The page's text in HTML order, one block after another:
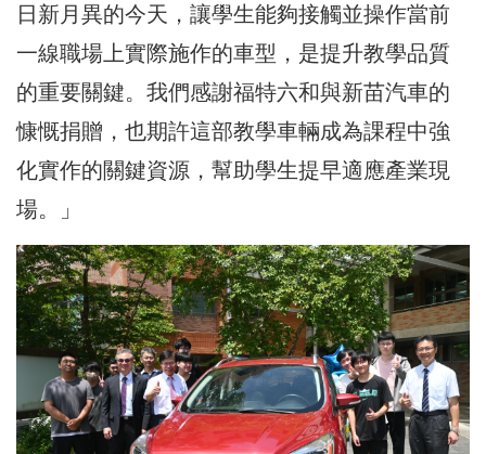
日新月異的今天，讓學生能夠接觸並操作當前
一線職場上實際施作的車型，是提升教學品質
的重要關鍵。我們感謝福特六和與新苗汽車的
慷慨捐贈，也期許這部教學車輛成為課程中強
化實作的關鍵資源，幫助學生提早適應產業現
場。」